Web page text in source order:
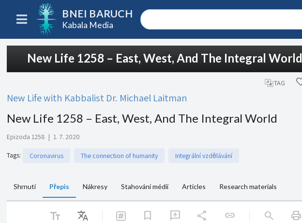
BNEI BARUCH
Kabala Media
New Life 1258 – East, West, And The Integral World
TAG
New Life with Kabbalist Dr. Michael Laitman
New Life 1258 – East, West, And The Integral World
Epizoda 1258 | 1. 7. 2020
Tags: Coronavirus The connection of humanity Integrální vzdělávání
Shrnutí Přepis Nákresy Stahování médií Articles Research materials
text_fields Translate bookmark add_comment share link search print